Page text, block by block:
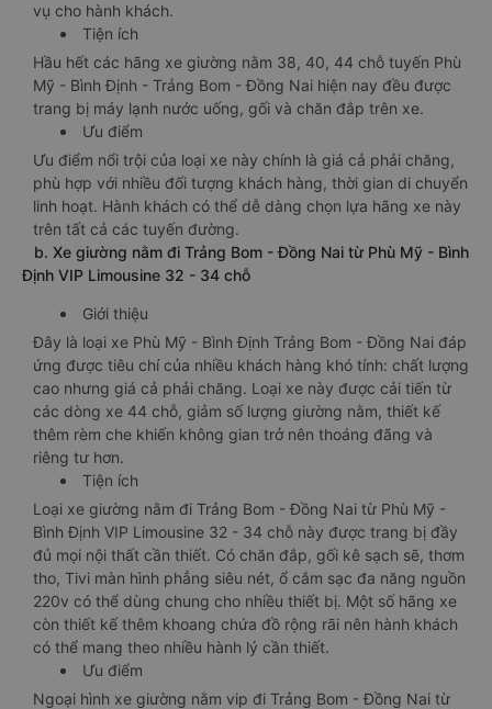
vụ cho hành khách.
Tiện ích
Hầu hết các hãng xe giường nằm 38, 40, 44 chỗ tuyến Phù
Mỹ - Bình Định - Trảng Bom - Đồng Nai hiện nay đều được
trang bị máy lạnh nước uống, gối và chăn đắp trên xe.
Ưu điểm
Ưu điểm nổi trội của loại xe này chính là giá cả phải chăng,
phù hợp với nhiều đối tượng khách hàng, thời gian di chuyển
linh hoạt. Hành khách có thể dễ dàng chọn lựa hãng xe này
trên tất cả các tuyến đường.
b. Xe giường nằm đi Trảng Bom - Đồng Nai từ Phù Mỹ - Bình
Định VIP Limousine 32 - 34 chỗ
Giới thiệu
Đây là loại xe Phù Mỹ - Bình Định Trảng Bom - Đồng Nai đáp
ứng được tiêu chí của nhiều khách hàng khó tính: chất lượng
cao nhưng giá cả phải chăng. Loại xe này được cải tiến từ
các dòng xe 44 chỗ, giảm số lượng giường nằm, thiết kế
thêm rèm che khiến không gian trở nên thoáng đãng và
riêng tư hơn.
Tiện ích
Loại xe giường nằm đi Trảng Bom - Đồng Nai từ Phù Mỹ -
Bình Định VIP Limousine 32 - 34 chỗ này được trang bị đầy
đủ mọi nội thất cần thiết. Có chăn đắp, gối kê sạch sẽ, thơm
tho, Tivi màn hình phẳng siêu nét, ổ cắm sạc đa năng nguồn
220v có thể dùng chung cho nhiều thiết bị. Một số hãng xe
còn thiết kế thêm khoang chứa đồ rộng rãi nên hành khách
có thể mang theo nhiều hành lý cần thiết.
Ưu điểm
Ngoại hình xe giường nằm vip đi Trảng Bom - Đồng Nai từ